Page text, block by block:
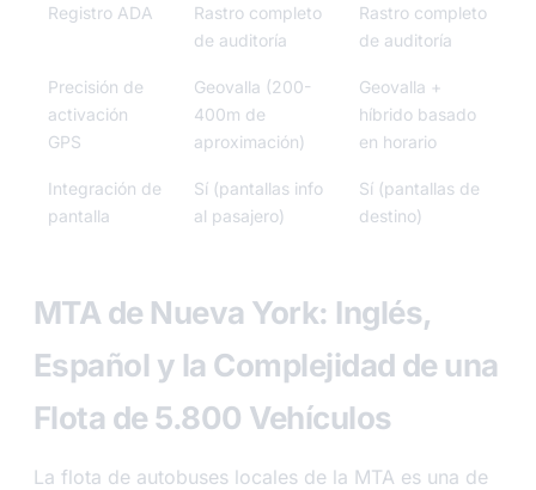
Registro ADA
Rastro completo
de auditoría
Rastro completo
de auditoría
Precisión de
activación
GPS
Geovalla (200-
400m de
aproximación)
Geovalla +
híbrido basado
en horario
Integración de
pantalla
Sí (pantallas info
al pasajero)
Sí (pantallas de
destino)
MTA de Nueva York: Inglés,
Español y la Complejidad de una
Flota de 5.800 Vehículos
La flota de autobuses locales de la MTA es una de